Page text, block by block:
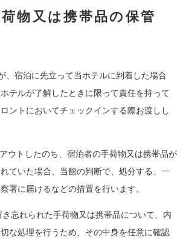
物又は携帯品の保管
、宿泊に先立って当ホテルに到着した場合
テルが了解したときに限って責任を持って
ントにおいてチェックインする際お渡しし
ウトしたのち、宿泊者の手荷物又は携帯品が
ていた場合、当館の判断で、処分する、一
署に届けるなどの措置を行います。
き忘れられた手荷物又は携帯品について、内
な処理を行うため、その中身を任意に確認